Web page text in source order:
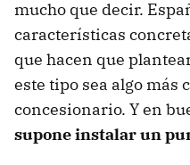
mucho que decir.
características
que hacen que
este tipo sea algo más
concesionario. Y en
supone instalar un